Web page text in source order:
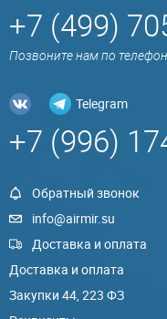
+7 (499)
Позвоните нам по
Telegram
+7 (996)
Обратный звонок
info@airmir.su
Доставка и оплата
Доставка и оплата
Закупки 44, 223 ФЗ